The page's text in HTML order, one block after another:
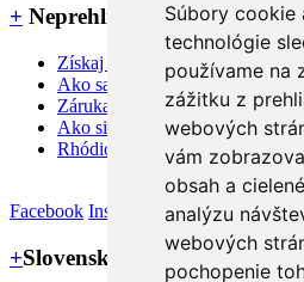
Súbory cookie
technológie
používame na
zážitku z
webových
vám
obsah a
analýzu
webových
pochopenie
+ Neprehliadnite
Získaj 3% zľavu na nákup
Ako sa starať o šperky
Záruka a reklamačné podmienky
Ako si zmerať veľkosť prsteňa
Rhódiovaný šperk
Facebook Instagram
+Slovenský výrobca